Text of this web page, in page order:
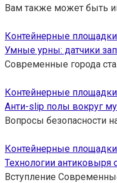
Вам также может быть
Контейнерные площадки
Умные урны: датчики
Современные города
Контейнерные площадки
Анти-slip полы вокруг
Вопросы безопасности
Контейнерные площадки
Технологии антиковыря
Вступление